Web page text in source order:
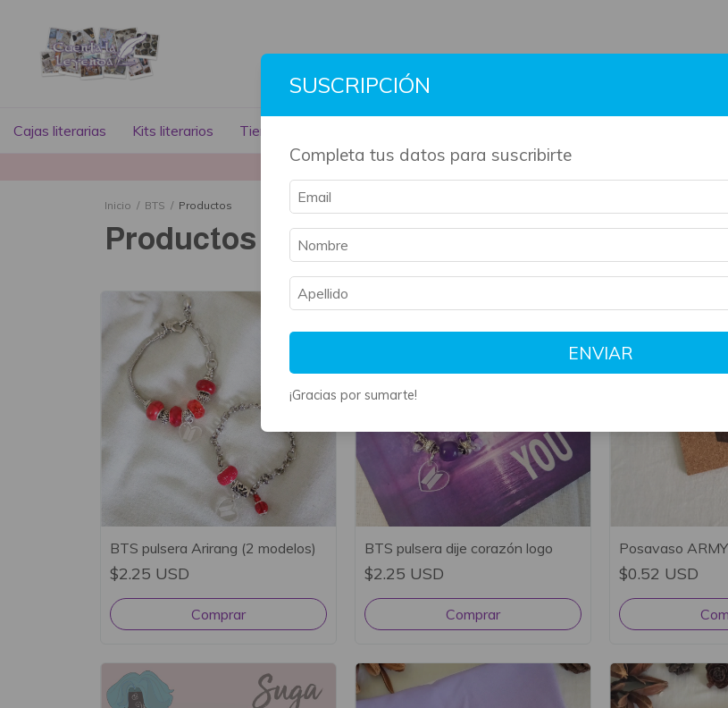
La mayoría de nuestros productos son artesanales y tienen su
Cajas literarias Kits literarios Tienda literaria
Inicio / BTS / Productos
Productos
BTS pulsera Arirang (2 modelos)
$2.25 USD
Comprar
BTS pulsera dije corazón logo
$2.25 USD
Posavaso
$0.52 USD
SUSCRIPCIÓN
Completa tus datos para suscribirte
ENVIAR
¡Gracias por sumarte!